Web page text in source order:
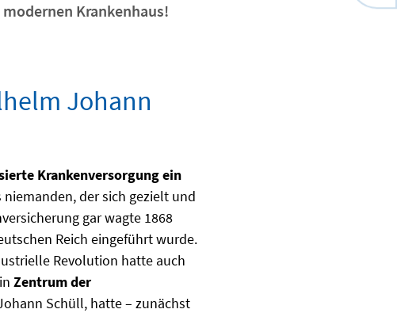
Krankenhaus!
Johann
Krankenversorgungein
der sich gezielt und
gar wagte 1868
Reich eingeführt wurde.
Revolution hatte auch
Zentrum der
Schüll, hatte – zunächst